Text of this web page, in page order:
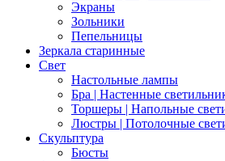
Экраны
Зольники
Пепельницы
Зеркала старинные
Свет
Настольные лампы
Бра | Настенные
Торшеры | Напольные
Люстры | Потолочные
Скульптура
Бюсты